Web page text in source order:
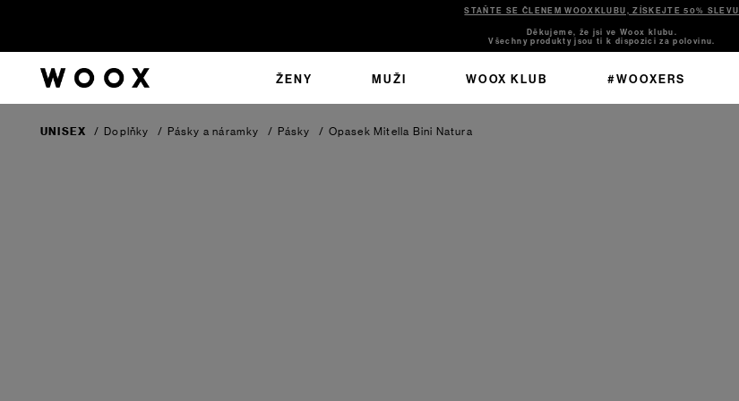
STAŇTE SE ČLENEM WOOXKLUBU, ZÍSKEJTE 50% SLEVU
Děkujeme, že jsi ve Woox klubu.
Všechny produkty jsou ti k dispozici za polovinu.
ŽENY MUŽI WOOX KLUB #WOOXERS
UNISEX / Doplňky / Pásky a náramky / Pásky / Opasek Mitella Bini Natura